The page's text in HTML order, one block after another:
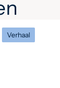
Verhaal